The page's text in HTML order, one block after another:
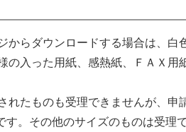
らダウンロードする場合は、白
の入った用紙、感熱紙、ＦＡＸ
れたものも受理できませんが、申
。その他のサイズのものは受理